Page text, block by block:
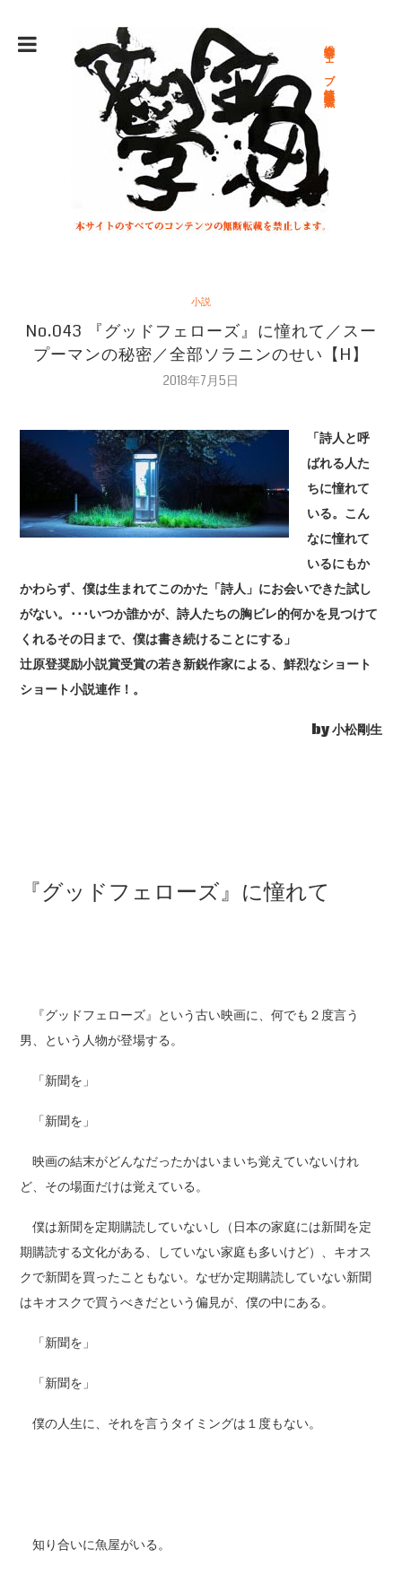
総合文学ウェブ情報誌 文学金魚
小説
No.043 『グッドフェローズ』に憧れて／スー
プーマンの秘密／全部ソラニンのせい【H】
2018年7月5日
「詩人と呼
ばれる人た
ちに憧れて
いる。こん
なに憧れて
いるにもか
かわらず、僕は生まれてこのかた「詩人」にお会いできた試し
がない。･･･いつか誰かが、詩人たちの胸ビレ的何かを見つけて
くれるその日まで、僕は書き続けることにする」
辻原登奨励小説賞受賞の若き新鋭作家による、鮮烈なショート
ショート小説連作！。
by 小松剛生
『グッドフェローズ』に憧れて
『グッドフェローズ』という古い映画に、何でも２度言う
男、という人物が登場する。
「新聞を」
「新聞を」
映画の結末がどんなだったかはいまいち覚えていないけれ
ど、その場面だけは覚えている。
僕は新聞を定期購読していないし（日本の家庭には新聞を定
期購読する文化がある、していない家庭も多いけど）、キオス
クで新聞を買ったこともない。なぜか定期購読していない新聞
はキオスクで買うべきだという偏見が、僕の中にある。
「新聞を」
「新聞を」
僕の人生に、それを言うタイミングは１度もない。
知り合いに魚屋がいる。